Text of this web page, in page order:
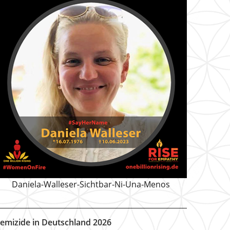
Daniela-Walleser-Sichtbar-Ni-Una-Menos
in Deutschland 2026